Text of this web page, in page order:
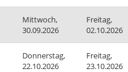
Mittwoch,
30.09.2026
Freitag,
02.10.2026
Donnerstag,
22.10.2026
Freitag,
23.10.2026